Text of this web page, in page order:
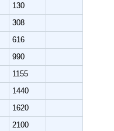
130
308
616
990
1155
1440
1620
2100